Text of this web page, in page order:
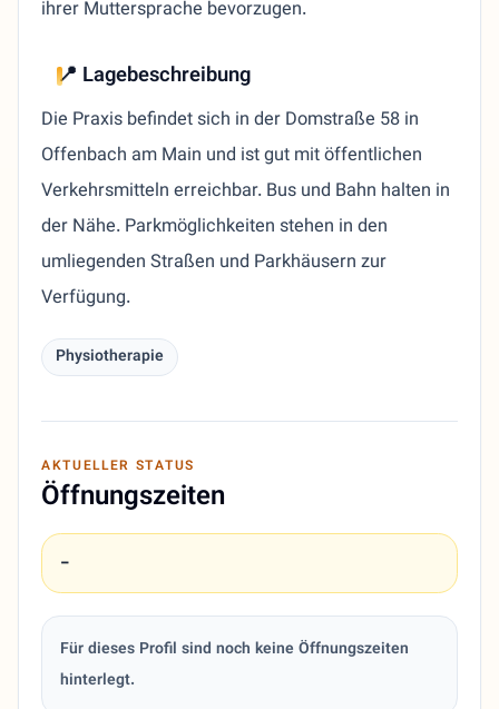
ihrer Muttersprache bevorzugen.
📍 Lagebeschreibung
Die Praxis befindet sich in der Domstraße 58 in
Offenbach am Main und ist gut mit öffentlichen
Verkehrsmitteln erreichbar. Bus und Bahn halten in
der Nähe. Parkmöglichkeiten stehen in den
umliegenden Straßen und Parkhäusern zur
Verfügung.
Physiotherapie
AKTUELLER STATUS
Öffnungszeiten
-
Für dieses Profil sind noch keine Öffnungszeiten
hinterlegt.